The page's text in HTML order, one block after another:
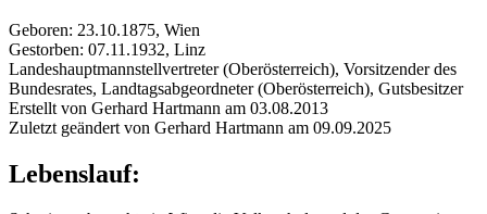
Geboren: 23.10.1875, Wien
Gestorben: 07.11.1932, Linz
Landeshauptmannstellvertreter (Oberösterreich), Vorsitzender des
Bundesrates, Landtagsabgeordneter (Oberösterreich), Gutsbesitzer
Erstellt von Gerhard Hartmann am 03.08.2013
Zuletzt geändert von Gerhard Hartmann am 09.09.2025
Lebenslauf: